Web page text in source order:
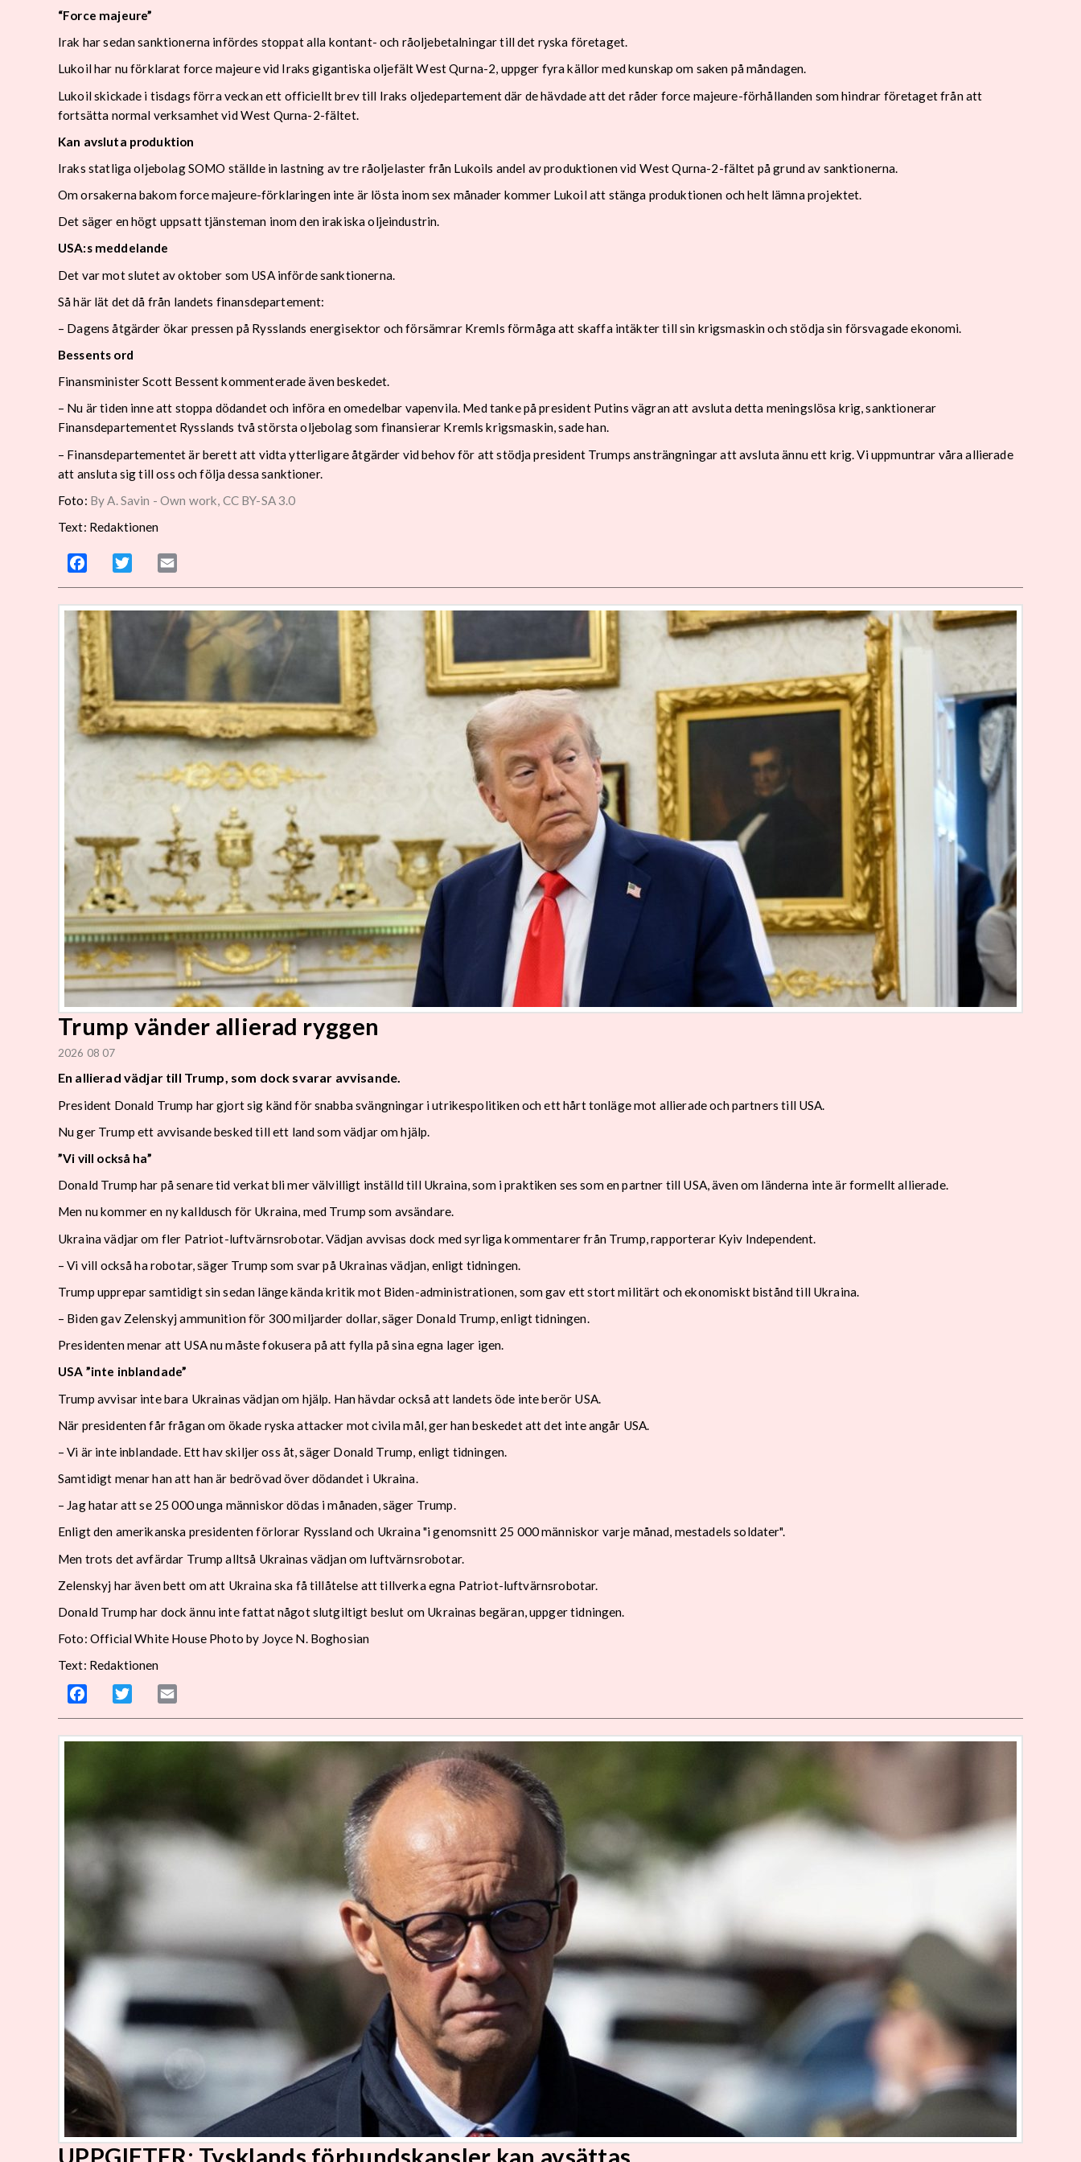
“Force majeure”
Irak har sedan sanktionerna infördes stoppat alla kontant- och råoljebetalningar till det ryska företaget.
Lukoil har nu förklarat force majeure vid Iraks gigantiska oljefält West Qurna-2, uppger fyra källor med kunskap om saken på måndagen.
Lukoil skickade i tisdags förra veckan ett officiellt brev till Iraks oljedepartement där de hävdade att det råder force majeure-förhållanden som hindrar företaget från att
fortsätta normal verksamhet vid West Qurna-2-fältet.
Kan avsluta produktion
Iraks statliga oljebolag SOMO ställde in lastning av tre råoljelaster från Lukoils andel av produktionen vid West Qurna-2-fältet på grund av sanktionerna.
Om orsakerna bakom force majeure-förklaringen inte är lösta inom sex månader kommer Lukoil att stänga produktionen och helt lämna projektet.
Det säger en högt uppsatt tjänsteman inom den irakiska oljeindustrin.
USA:s meddelande
Det var mot slutet av oktober som USA införde sanktionerna.
Så här lät det då från landets finansdepartement:
– Dagens åtgärder ökar pressen på Rysslands energisektor och försämrar Kremls förmåga att skaffa intäkter till sin krigsmaskin och stödja sin försvagade ekonomi.
Bessents ord
Finansminister Scott Bessent kommenterade även beskedet.
– Nu är tiden inne att stoppa dödandet och införa en omedelbar vapenvila. Med tanke på president Putins vägran att avsluta detta meningslösa krig, sanktionerar
Finansdepartementet Rysslands två största oljebolag som finansierar Kremls krigsmaskin, sade han.
– Finansdepartementet är berett att vidta ytterligare åtgärder vid behov för att stödja president Trumps ansträngningar att avsluta ännu ett krig. Vi uppmuntrar våra allierade
att ansluta sig till oss och följa dessa sanktioner.
Foto: By A. Savin - Own work, CC BY-SA 3.0
Text: Redaktionen
Facebook Twitter
Trump vänder allierad ryggen
2026 08 07
En allierad vädjar till Trump, som dock svarar avvisande.
President Donald Trump har gjort sig känd för snabba svängningar i utrikespolitiken och ett hårt tonläge mot allierade och partners till USA.
Nu ger Trump ett avvisande besked till ett land som vädjar om hjälp.
”Vi vill också ha”
Donald Trump har på senare tid verkat bli mer välvilligt inställd till Ukraina, som i praktiken ses som en partner till USA, även om länderna inte är formellt allierade.
Men nu kommer en ny kalldusch för Ukraina, med Trump som avsändare.
Ukraina vädjar om fler Patriot-luftvärnsrobotar. Vädjan avvisas dock med syrliga kommentarer från Trump, rapporterar Kyiv Independent.
– Vi vill också ha robotar, säger Trump som svar på Ukrainas vädjan, enligt tidningen.
Trump upprepar samtidigt sin sedan länge kända kritik mot Biden-administrationen, som gav ett stort militärt och ekonomiskt bistånd till Ukraina.
– Biden gav Zelenskyj ammunition för 300 miljarder dollar, säger Donald Trump, enligt tidningen.
Presidenten menar att USA nu måste fokusera på att fylla på sina egna lager igen.
USA ”inte inblandade”
Trump avvisar inte bara Ukrainas vädjan om hjälp. Han hävdar också att landets öde inte berör USA.
När presidenten får frågan om ökade ryska attacker mot civila mål, ger han beskedet att det inte angår USA.
– Vi är inte inblandade. Ett hav skiljer oss åt, säger Donald Trump, enligt tidningen.
Samtidigt menar han att han är bedrövad över dödandet i Ukraina.
– Jag hatar att se 25 000 unga människor dödas i månaden, säger Trump.
Enligt den amerikanska presidenten förlorar Ryssland och Ukraina "i genomsnitt 25 000 människor varje månad, mestadels soldater".
Men trots det avfärdar Trump alltså Ukrainas vädjan om luftvärnsrobotar.
Zelenskyj har även bett om att Ukraina ska få tillåtelse att tillverka egna Patriot-luftvärnsrobotar.
Donald Trump har dock ännu inte fattat något slutgiltigt beslut om Ukrainas begäran, uppger tidningen.
Foto: Official White House Photo by Joyce N. Boghosian
Text: Redaktionen
Facebook Twitter
UPPGIFTER: Tysklands förbundskansler kan avsättas